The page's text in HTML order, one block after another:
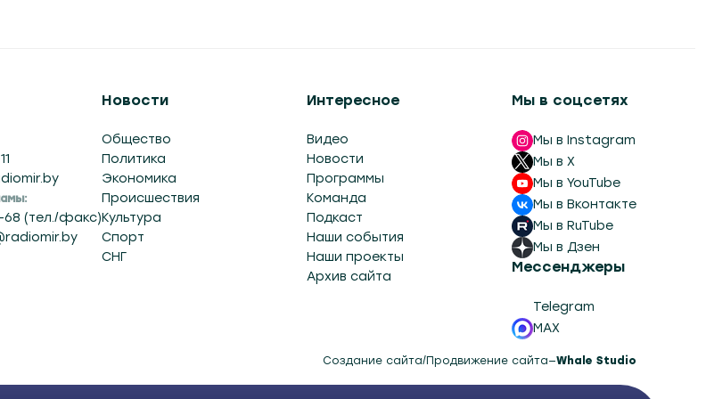
68 (тел./факс)
Новости
Общество
Политика
Экономика
Происшествия
Культура
Спорт
СНГ
Интересное
Видео
Новости
Программы
Команда
Подкаст
Наши события
Наши проекты
Архив сайта
Мы в соцсетях
Мы в Instagram
Мы в X
Мы в YouTube
Мы в Вконтакте
Мы в RuTube
Мы в Дзен
Мессенджеры
Telegram
MAX
Создание сайта/Продвижение сайта—Whale Studio